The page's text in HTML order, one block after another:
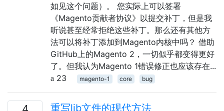
如见这个问题）。 您实际上可以签署
《Magento贡献者协议》以提交补丁，但是我
听说甚至经常拒绝这些补丁。那么还有其他方
法可以将补丁添加到Magento内核中吗？ 借助
GitHub上的Magento 2，一切似乎都变得更好
了。但我认为Magento 1错误修正也应该存在...
23
magento-1 core bug
重写lib文件的现代方法